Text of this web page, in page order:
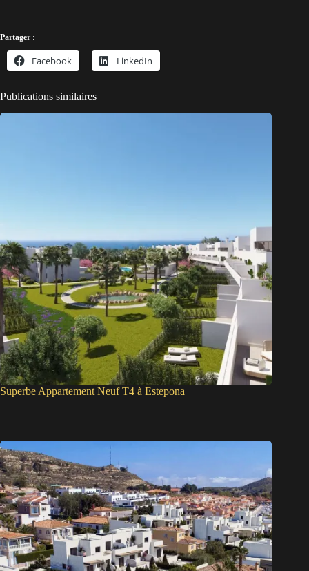
Partager :
Facebook LinkedIn
Publications similaires
Superbe Appartement Neuf T4 à Estepona